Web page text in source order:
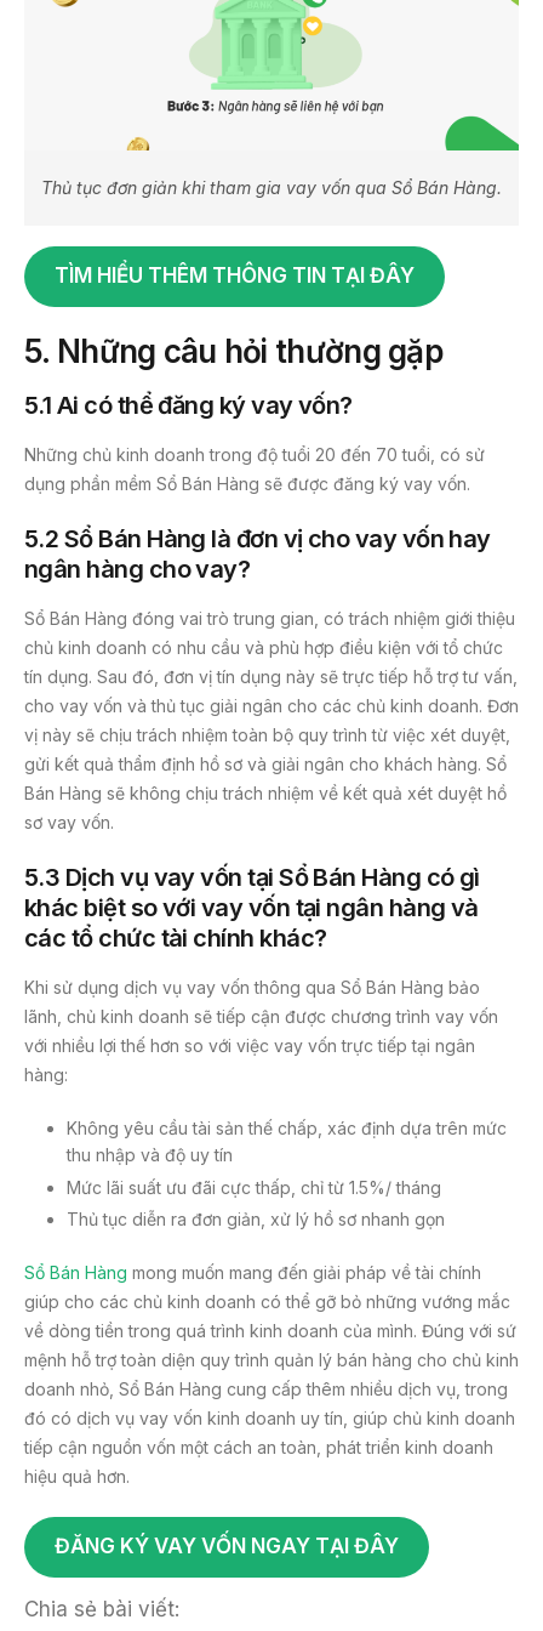
Thủ tục đơn giản khi tham gia vay vốn qua Sổ Bán Hàng.
TÌM HIỂU THÊM THÔNG TIN TẠI ĐÂY
5. Những câu hỏi thường gặp
5.1 Ai có thể đăng ký vay vốn?
Những chủ kinh doanh trong độ tuổi 20 đến 70 tuổi, có sử
dụng phần mềm Sổ Bán Hàng sẽ được đăng ký vay vốn.
5.2 Sổ Bán Hàng là đơn vị cho vay vốn hay
ngân hàng cho vay?
Sổ Bán Hàng đóng vai trò trung gian, có trách nhiệm giới thiệu
chủ kinh doanh có nhu cầu và phù hợp điều kiện với tổ chức
tín dụng. Sau đó, đơn vị tín dụng này sẽ trực tiếp hỗ trợ tư vấn,
cho vay vốn và thủ tục giải ngân cho các chủ kinh doanh. Đơn
vị này sẽ chịu trách nhiệm toàn bộ quy trình từ việc xét duyệt,
gửi kết quả thẩm định hồ sơ và giải ngân cho khách hàng. Sổ
Bán Hàng sẽ không chịu trách nhiệm về kết quả xét duyệt hồ
sơ vay vốn.
5.3 Dịch vụ vay vốn tại Sổ Bán Hàng có gì
khác biệt so với vay vốn tại ngân hàng và
các tổ chức tài chính khác?
Khi sử dụng dịch vụ vay vốn thông qua Sổ Bán Hàng bảo
lãnh, chủ kinh doanh sẽ tiếp cận được chương trình vay vốn
với nhiều lợi thế hơn so với việc vay vốn trực tiếp tại ngân
hàng:
Không yêu cầu tài sản thế chấp, xác định dựa trên mức
thu nhập và độ uy tín
Mức lãi suất ưu đãi cực thấp, chỉ từ 1.5%/ tháng
Thủ tục diễn ra đơn giản, xử lý hồ sơ nhanh gọn
Sổ Bán Hàng mong muốn mang đến giải pháp về tài chính
giúp cho các chủ kinh doanh có thể gỡ bỏ những vướng mắc
về dòng tiền trong quá trình kinh doanh của mình. Đúng với sứ
mệnh hỗ trợ toàn diện quy trình quản lý bán hàng cho chủ kinh
doanh nhỏ, Sổ Bán Hàng cung cấp thêm nhiều dịch vụ, trong
đó có dịch vụ vay vốn kinh doanh uy tín, giúp chủ kinh doanh
tiếp cận nguồn vốn một cách an toàn, phát triển kinh doanh
hiệu quả hơn.
ĐĂNG KÝ VAY VỐN NGAY TẠI ĐÂY
Chia sẻ bài viết: